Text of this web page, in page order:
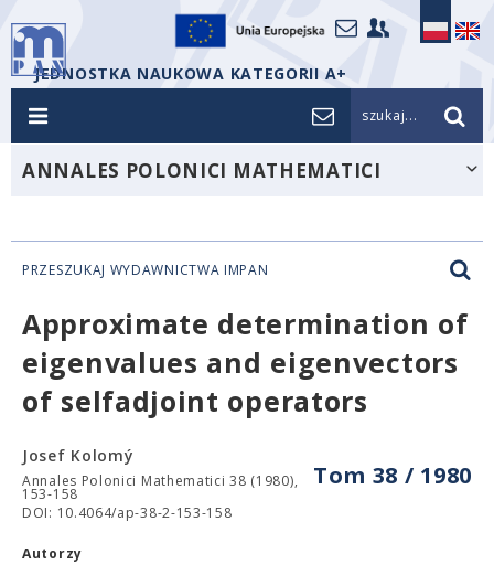
JEDNOSTKA NAUKOWA KATEGORII A+
szukaj...
ANNALES POLONICI MATHEMATICI
PRZESZUKAJ WYDAWNICTWA IMPAN
Approximate determination of
eigenvalues and eigenvectors
of selfadjoint operators
Tom 38 / 1980
Josef Kolomý
Annales Polonici Mathematici 38 (1980),
153-158
DOI: 10.4064/ap-38-2-153-158
Autorzy